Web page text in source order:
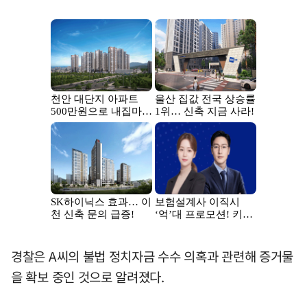
경찰은 A씨의 불법 정치자금 수수 의혹과 관련해 증거물
을 확보 중인 것으로 알려졌다.